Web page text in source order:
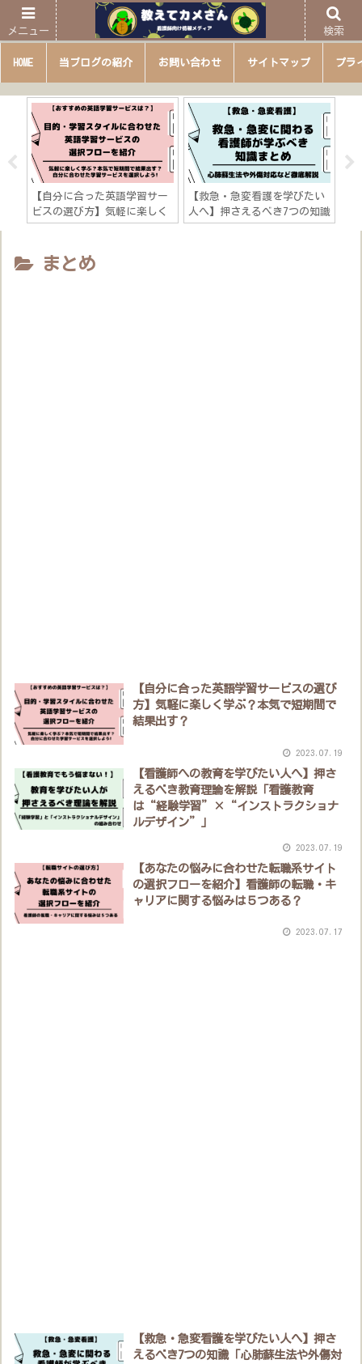
HOME 当ブログの紹介 お問い合わせ サイトマップ プラ
【自分に合った英語学習サー
ビスの選び方】気軽に楽しく
学ぶ？本気で短期間で結果出
【救急・急変看護を学びたい
人へ】押さえるべき7つの知識
「心肺蘇生法や外傷対応など
まとめ
【自分に合った英語学習サービスの選び
方】気軽に楽しく学ぶ？本気で短期間で
結果出す？
2023.07.19
【看護師への教育を学びたい人へ】押さ
えるべき教育理論を解説「看護教育
は“経験学習”×“インストラクショナ
ルデザイン”」
2023.07.19
【あなたの悩みに合わせた転職系サイト
の選択フローを紹介】看護師の転職・キ
ャリアに関する悩みは５つある？
2023.07.17
【救急・急変看護を学びたい人へ】押さ
えるべき7つの知識「心肺蘇生法や外傷対
メニュー 検索